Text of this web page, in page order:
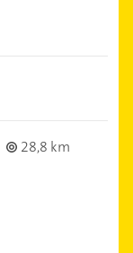
28,8 km